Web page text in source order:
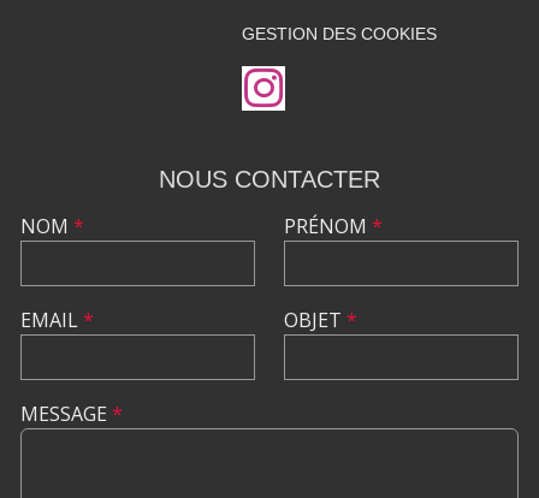
GESTION DES COOKIES
NOUS CONTACTER
NOM *
EMAIL*
PRÉNOM *
OBJET *
MESSAGE *